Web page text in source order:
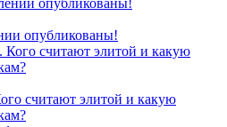
опубликованы!
считают элитой и какую